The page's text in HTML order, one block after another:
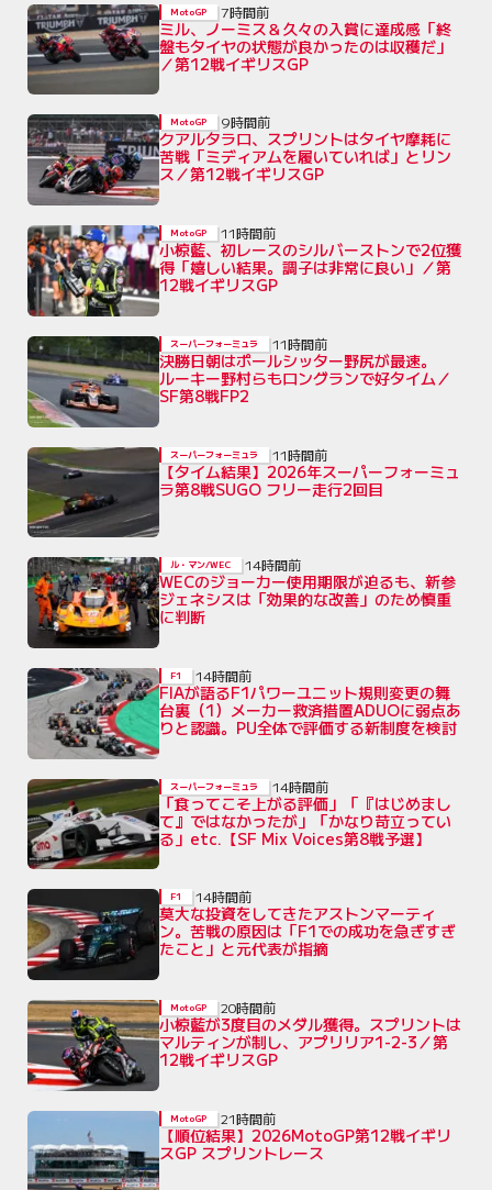
ミル、ノーミス＆久々の入賞に達成感「終
盤もタイヤの状態が良かったのは収穫だ」
／第12戦イギリスGP
MotoGP 7時間前
クアルタラロ、スプリントはタイヤ摩耗に
苦戦「ミディアムを履いていれば」とリン
ス／第12戦イギリスGP
MotoGP 9時間前
小椋藍、初レースのシルバーストンで2位獲
得「嬉しい結果。調子は非常に良い」／第
12戦イギリスGP
MotoGP 11時間前
決勝日朝はポールシッター野尻が最速。
ルーキー野村らもロングランで好タイム／
SF第8戦FP2
スーパーフォーミュラ 11時間前
【タイム結果】2026年スーパーフォーミュ
ラ第8戦SUGO フリー走行2回目
スーパーフォーミュラ 11時間前
WECのジョーカー使用期限が迫るも、新参
ジェネシスは「効果的な改善」のため慎重
に判断
ル・マン/WEC 14時間前
FIAが語るF1パワーユニット規則変更の舞
台裏（1）メーカー救済措置ADUOに弱点あ
りと認識。PU全体で評価する新制度を検討
F1 14時間前
「食ってこそ上がる評価」「『はじめまし
て』ではなかったが」「かなり苛立ってい
る」etc.【SF Mix Voices第8戦予選】
スーパーフォーミュラ 14時間前
莫大な投資をしてきたアストンマーティ
ン。苦戦の原因は「F1での成功を急ぎすぎ
たこと」と元代表が指摘
F1 14時間前
小椋藍が3度目のメダル獲得。スプリントは
マルティンが制し、アプリリア1-2-3／第
12戦イギリスGP
MotoGP 20時間前
【順位結果】2026MotoGP第12戦イギリ
スGP スプリントレース
MotoGP 21時間前